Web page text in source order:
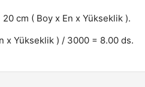
cm ( Boy x En x Yükseklik ).
x Yükseklik ) / 3000 = 8.00 ds.